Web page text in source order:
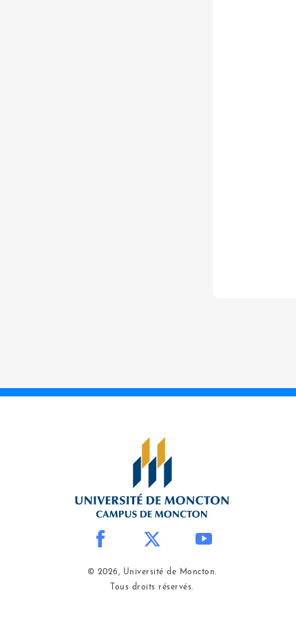
© 2026, Université de Moncton.
Tous droits réservés.